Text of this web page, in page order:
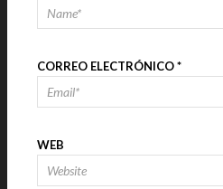
CORREO ELECTRÓNICO*
WEB